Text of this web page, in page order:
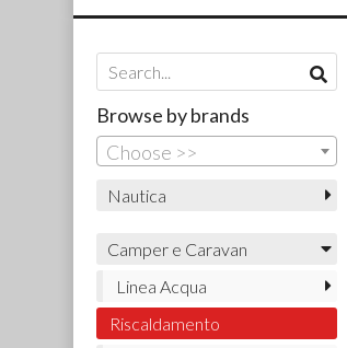
Browse by brands
Choose >>
Nautica
Camper e Caravan
Linea Acqua
Riscaldamento